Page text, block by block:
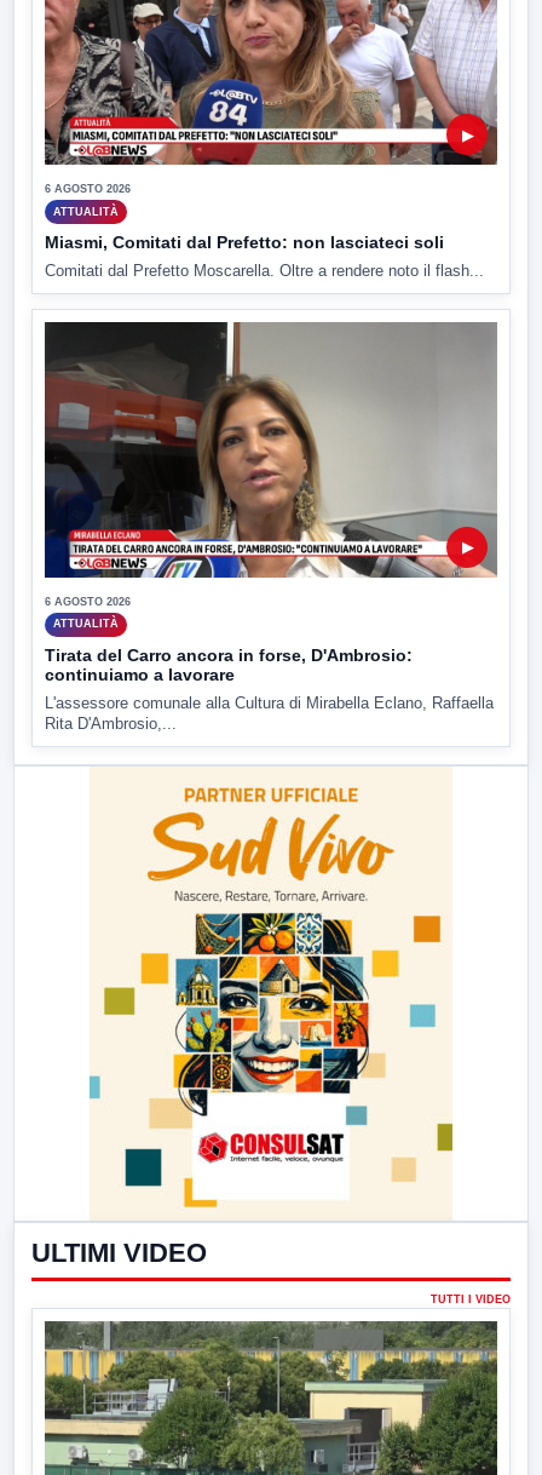
▶
6 AGOSTO 2026
ATTUALITÀ
Miasmi, Comitati dal Prefetto: non lasciateci soli
Comitati dal Prefetto Moscarella. Oltre a rendere noto il flash...
▶
6 AGOSTO 2026
ATTUALITÀ
Tirata del Carro ancora in forse, D'Ambrosio:
continuiamo a lavorare
L'assessore comunale alla Cultura di Mirabella Eclano, Raffaella
Rita D'Ambrosio,...
ULTIMI VIDEO
TUTTI I VIDEO